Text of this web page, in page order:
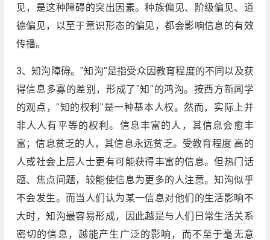
见，是这种障碍的突出因素。种族偏见、阶级偏见、道
德偏见，以至于意识形态的偏见，都会影响信息的有效
传播。
3、知沟障碍。"知沟"是指受众因教育程度的不同以及获
得信息多寡的差别，形成了"知"的鸿沟。按西方新闻学
的观点，"知的权利"是一种基本人权。然而，实际上并
非人人有平等的权利。信息丰富的人，其信息会愈丰
富；信息贫乏的人，其信息永远贫乏。受教育程度 高的
人或社会上层人士更有可能获得丰富的信息。但热门话
题、焦点问题，较能使信息为更多的人注意。知沟似乎
不会发生。而当人们认为某一信息对他们的生活影响不
大时，知沟最容易形成，因此越是与人们日常生活关系
密切的信息，越能产生广泛的影响，而不至于毫无意